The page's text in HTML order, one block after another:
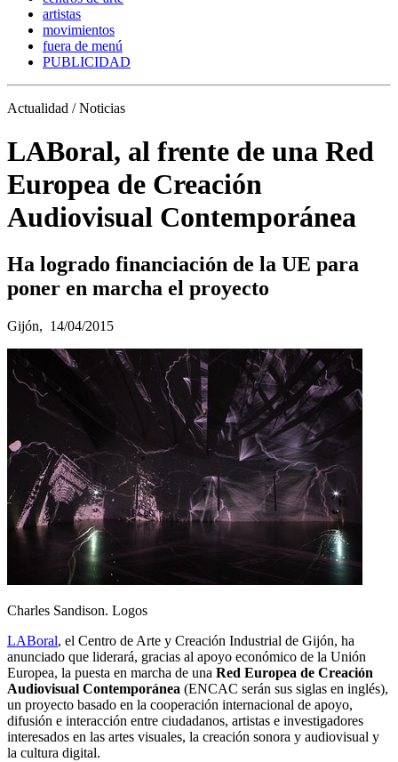
artistas
movimientos
fuera de menú
PUBLICIDAD
Actualidad / Noticias
LABoral, al frente de una Red
Europea de Creación
Audiovisual Contemporánea
Ha logrado financiación de la UE para
poner en marcha el proyecto
Gijón, 14/04/2015
Charles Sandison. Logos
LABoral, el Centro de Arte y Creación Industrial de Gijón, ha
anunciado que liderará, gracias al apoyo económico de la Unión
Europea, la puesta en marcha de una Red Europea de Creación
Audiovisual Contemporánea (ENCAC serán sus siglas en inglés),
un proyecto basado en la cooperación internacional de apoyo,
difusión e interacción entre ciudadanos, artistas e investigadores
interesados en las artes visuales, la creación sonora y audiovisual y
la cultura digital.